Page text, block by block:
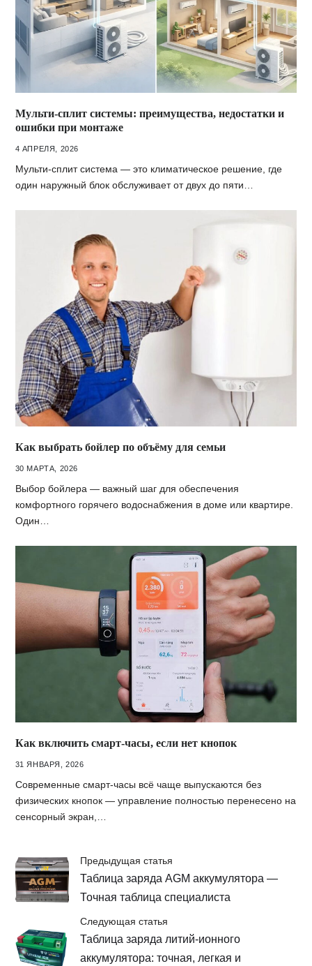
Мульти-сплит системы: преимущества, недостатки и
ошибки при монтаже
4 АПРЕЛЯ, 2026
Мульти-сплит система — это климатическое решение, где
один наружный блок обслуживает от двух до пяти…
Как выбрать бойлер по объёму для семьи
30 МАРТА, 2026
Выбор бойлера — важный шаг для обеспечения
комфортного горячего водоснабжения в доме или квартире.
Один…
Как включить смарт-часы, если нет кнопок
31 ЯНВАРЯ, 2026
Современные смарт-часы всё чаще выпускаются без
физических кнопок — управление полностью перенесено на
сенсорный экран,…
Предыдущая статья
Таблица заряда AGM аккумулятора —
Точная таблица специалиста
Следующая статья
Таблица заряда литий-ионного
аккумулятора: точная, легкая и